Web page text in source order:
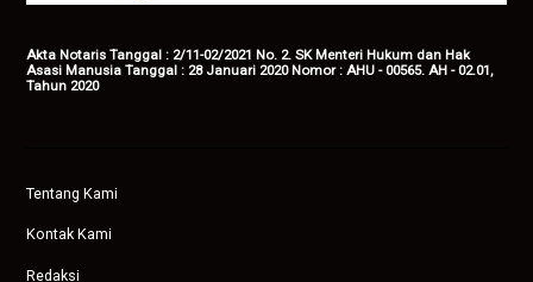
Akta Notaris Tanggal : 2/11-02/2021 No. 2. SK Menteri Hukum dan Hak
Asasi Manusia Tanggal : 28 Januari 2020 Nomor : AHU - 00565. AH - 02.01,
Tahun 2020
Tentang Kami
Kontak Kami
Redaksi